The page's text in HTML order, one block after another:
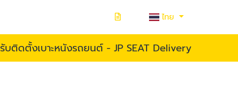
ไทย
รับติดตั้งเบาะหนังรถยนต์ - JP SEAT Delivery